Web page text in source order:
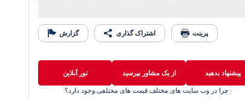
پرینت اشتراک گذاری گزارش
پیشنهاد بدهید از یک مشاور بپرسید
تور آنلاین
چرا در وب سایت های مختلف قیمت های مختلفی وجود دارد؟